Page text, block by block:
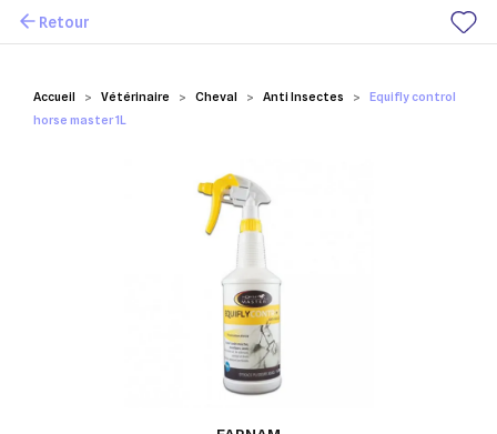
Mes favoris
Accueil Vétérinaire Cheval Anti Insectes
Equifly control
horse master 1L
Retour